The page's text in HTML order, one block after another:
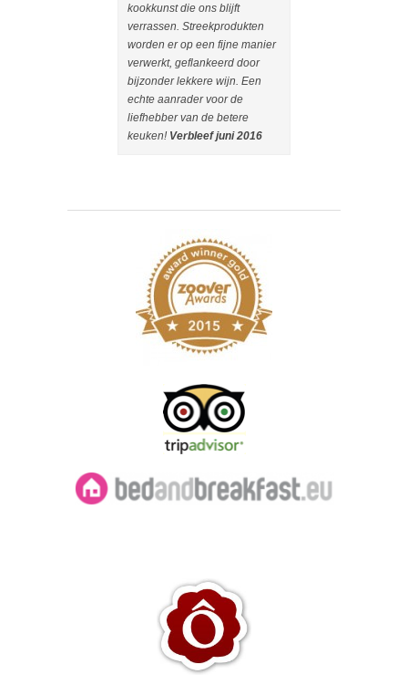
kookkunst die ons blijft
verrassen. Streekprodukten
worden er op een fijne manier
verwerkt, geflankeerd door
bijzonder lekkere wijn. Een
echte aanrader voor de
liefhebber van de betere
keuken! Verbleef juni 2016